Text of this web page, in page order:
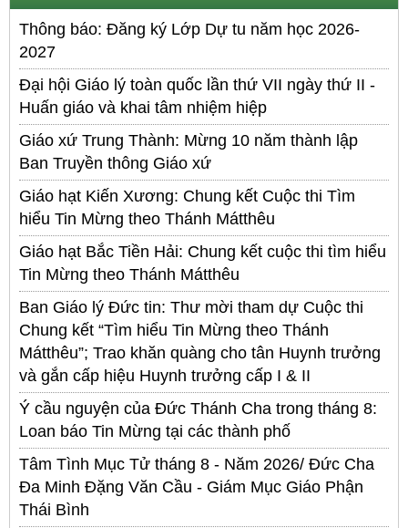
Thông báo: Đăng ký Lớp Dự tu năm học 2026-
2027
Đại hội Giáo lý toàn quốc lần thứ VII ngày thứ II -
Huấn giáo và khai tâm nhiệm hiệp
Giáo xứ Trung Thành: Mừng 10 năm thành lập
Ban Truyền thông Giáo xứ
Giáo hạt Kiến Xương: Chung kết Cuộc thi Tìm
hiểu Tin Mừng theo Thánh Mátthêu
Giáo hạt Bắc Tiền Hải: Chung kết cuộc thi tìm hiểu
Tin Mừng theo Thánh Mátthêu
Ban Giáo lý Đức tin: Thư mời tham dự Cuộc thi
Chung kết “Tìm hiểu Tin Mừng theo Thánh
Mátthêu”; Trao khăn quàng cho tân Huynh trưởng
và gắn cấp hiệu Huynh trưởng cấp I & II
Ý cầu nguyện của Đức Thánh Cha trong tháng 8:
Loan báo Tin Mừng tại các thành phố
Tâm Tình Mục Tử tháng 8 - Năm 2026/ Đức Cha
Đa Minh Đặng Văn Cầu - Giám Mục Giáo Phận
Thái Bình